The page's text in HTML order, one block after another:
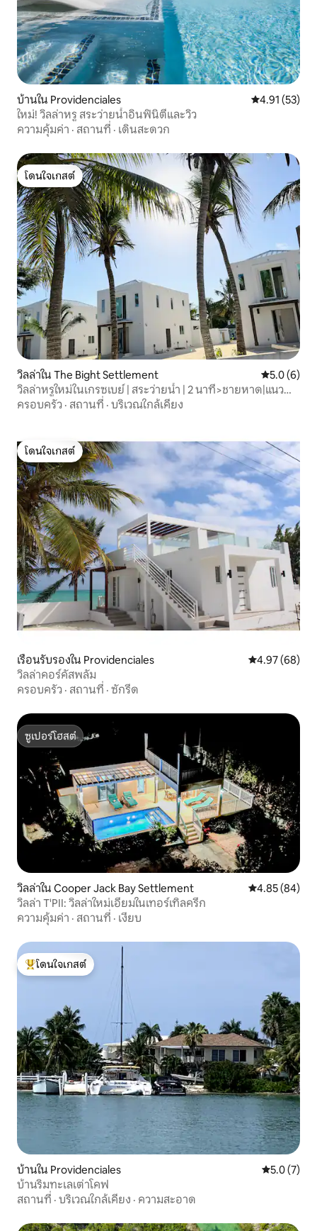
บ้านใน Providenciales คะแนนเฉลี่ย
4.91 (53)
ใหม่! วิลล่าหรู สระว่ายน้ำอินฟินิตี้และวิว
ความคุ้มค่า · สถานที่ · เดินสะดวก
โดนใจเกสต์
โดนใจเกสต์
วิลล่าใน The Bight Settlement คะแนนเฉลี่
5.0 (6)
วิลล่าหรูใหม่ในเกรซเบย์ | สระว่ายน้ำ | 2 นาที>ชายหาด|แนว
ปะการัง
ครอบครัว · สถานที่ · บริเวณใกล้เคียง
โดนใจเกสต์
โดนใจเกสต์
เรือนรับรองใน Providenciales คะแนนเฉลี่ย
4.97 (68)
วิลล่าคอร์คัสพลัม
ครอบครัว · สถานที่ · ซักรีด
ซูเปอร์โฮสต์
ซูเปอร์โฮสต์
วิลล่าใน Cooper Jack Bay Settlement คะแนนเฉลี่ย
4.85 (84)
วิลล่า T'PII: วิลล่าใหม่เอี่ยมในเทอร์เทิลครีก
ความคุ้มค่า · สถานที่ · เงียบ
โดนใจเกสต์ที่สุด
โดนใจเกสต์
บ้านใน Providenciales คะแนนเฉลี่
5.0 (7)
บ้านริมทะเลเต่าโคฟ
สถานที่ · บริเวณใกล้เคียง · ความสะอาด